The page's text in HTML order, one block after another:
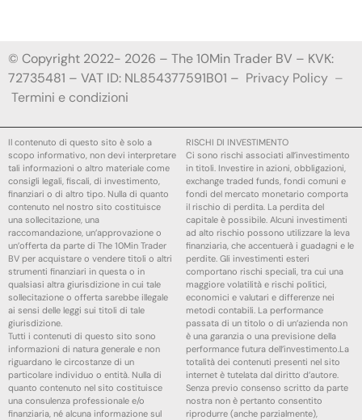
© Copyright 2022- 2026 – The 10Min Trader BV – KVK:
72735481 – VAT ID: NL854377591B01 – Privacy Policy –
Termini e condizioni
Il contenuto di questo sito è solo a
scopo informativo, non devi interpretare
tali informazioni o altro materiale come
consigli legali, fiscali, di investimento,
finanziari o di altro tipo. Nulla di quanto
contenuto nel nostro sito costituisce
una sollecitazione, una
raccomandazione, un’approvazione o
un’offerta da parte di The 10Min Trader
BV per acquistare o vendere titoli o altri
strumenti finanziari in questa o in
qualsiasi altra giurisdizione in cui tale
sollecitazione o offerta sarebbe illegale
ai sensi delle leggi sui titoli di tale
giurisdizione.
Tutti i contenuti di questo sito sono
informazioni di natura generale e non
riguardano le circostanze di un
particolare individuo o entità. Nulla di
quanto contenuto nel sito costituisce
una consulenza professionale e/o
finanziaria, né alcuna informazione sul
RISCHI DI INVESTIMENTO
Ci sono rischi associati all’investimento
in titoli. Investire in azioni, obbligazioni,
exchange traded funds, fondi comuni e
fondi del mercato monetario comporta
il rischio di perdita. La perdita del
capitale è possibile. Alcuni investimenti
ad alto rischio possono utilizzare la leva
finanziaria, che accentuerà i guadagni e le
perdite. Gli investimenti esteri
comportano rischi speciali, tra cui una
maggiore volatilità e rischi politici,
economici e valutari e differenze nei
metodi contabili. La performance
passata di un titolo o di un’azienda non
è una garanzia o una previsione della
performance futura dell’investimento.La
totalità dei contenuti presenti nel sito
internet è tutelata dal diritto d’autore.
Senza previo consenso scritto da parte
nostra non è pertanto consentito
riprodurre (anche parzialmente),